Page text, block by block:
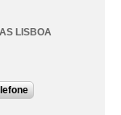
LISBOA